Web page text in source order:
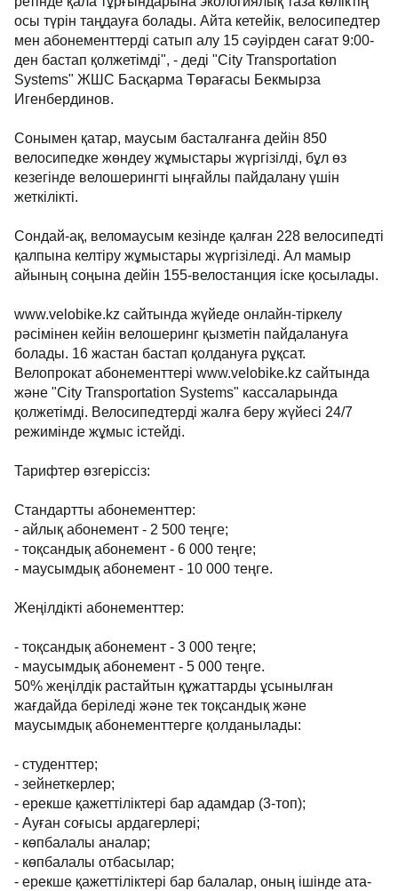
осы түрін таңдауға болады. Айта кетейік, велосипедтер
мен абонементтерді сатып алу 15 сәуірден сағат 9:00-
ден бастап қолжетімді", - деді "City Transportation
Systems" ЖШС Басқарма Төрағасы Бекмырза
Игенбердинов.
Сонымен қатар, маусым басталғанға дейін 850
велосипедке жөндеу жұмыстары жүргізілді, бұл өз
кезегінде велошерингті ыңғайлы пайдалану үшін
жеткілікті.
Сондай-ақ, веломаусым кезінде қалған 228 велосипедті
қалпына келтіру жұмыстары жүргізіледі. Ал мамыр
айының соңына дейін 155-велостанция іске қосылады.
www.velobike.kz сайтында жүйеде онлайн-тіркелу
рәсімінен кейін велошеринг қызметін пайдалануға
болады. 16 жастан бастап қолдануға рұқсат.
Велопрокат абонементтері www.velobike.kz сайтында
және "City Transportation Systems" кассаларында
қолжетімді. Велосипедтерді жалға беру жүйесі 24/7
режимінде жұмыс істейді.
Тарифтер өзгеріссіз:
Стандартты абонементтер:
- айлық абонемент - 2 500 теңге;
- тоқсандық абонемент - 6 000 теңге;
- маусымдық абонемент - 10 000 теңге.
Жеңілдікті абонементтер:
- тоқсандық абонемент - 3 000 теңге;
- маусымдық абонемент - 5 000 теңге.
50% жеңілдік растайтын құжаттарды ұсынылған
жағдайда беріледі және тек тоқсандық және
маусымдық абонементтерге қолданылады:
- студенттер;
- зейнеткерлер;
- ерекше қажеттіліктері бар адамдар (3-топ);
- Ауған соғысы ардагерлері;
- көпбалалы аналар;
- көпбалалы отбасылар;
- ерекше қажеттіліктері бар балалар, оның ішінде ата-